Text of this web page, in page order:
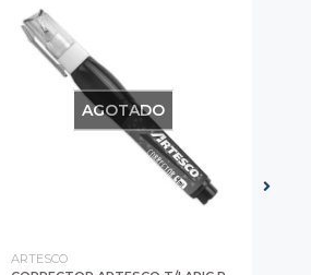
AGOTADO
ARTESCO